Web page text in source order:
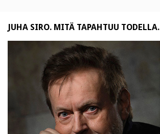
JUHA SIRO. MITÄ TAPAHTUU TODELLA.